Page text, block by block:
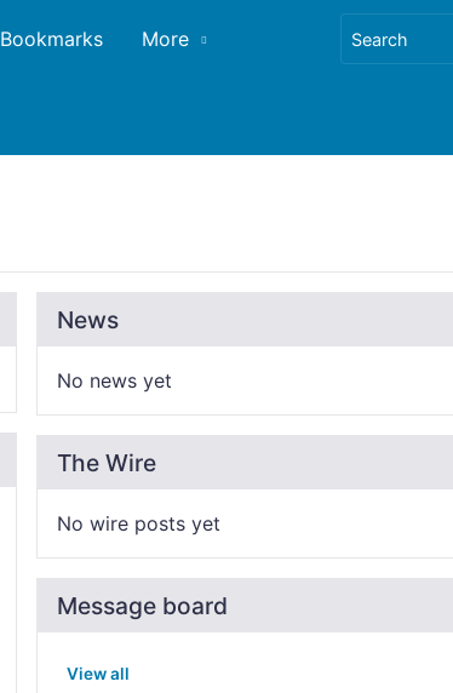
Bookmarks More
News
No news yet
The Wire
No wire posts yet
Message board
View all